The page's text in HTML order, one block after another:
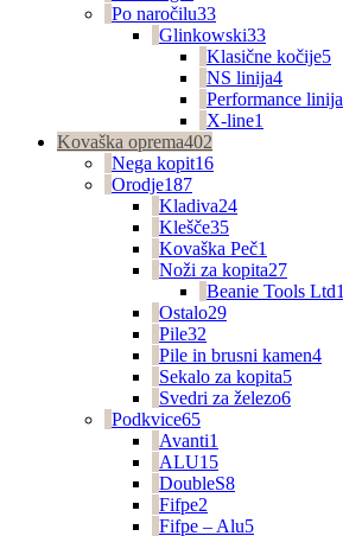
Po naročilu33
Glinkowski33
Klasične kočije5
NS linija4
Performance linija
X-line1
Kovaška oprema402
Nega kopit16
Orodje187
Kladiva24
Klešče35
Kovaška Peč1
Noži za kopita27
Beanie Tools Ltd1
Ostalo29
Pile32
Pile in brusni kamen4
Sekalo za kopita5
Svedri za železo6
Podkvice65
Avanti1
ALU15
DoubleS8
Fifpe2
Fifpe – Alu5